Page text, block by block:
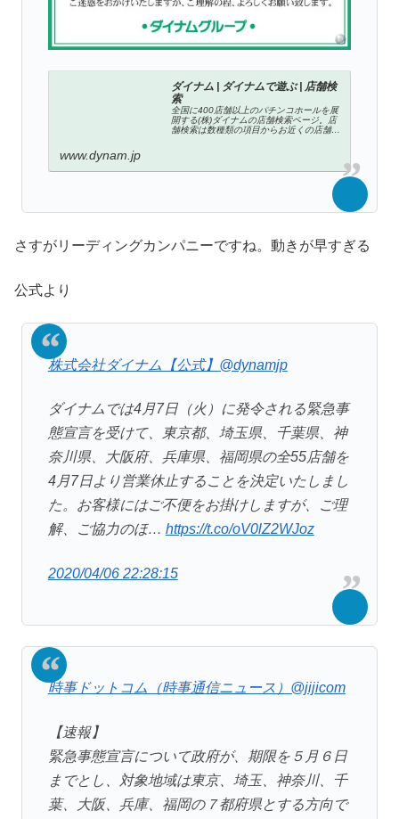
ダイナム | ダイナムで遊ぶ | 店舗検
索
全国に400店舗以上のパチンコホールを展
開する(株)ダイナムの店舗検索ページ。店
舗検索は数種類の項目からお近くの店舗を
www.dynam.jp
さすがリーディングカンパニーですね。動きが早すぎる
公式より
株式会社ダイナム【公式】 @dynamjp
ダイナムでは4月7日（火）に発令される緊急事
態宣言を受けて、東京都、埼玉県、千葉県、神
奈川県、大阪府、兵庫県、福岡県の全55店舗を
4月7日より営業休止することを決定いたしまし
た。お客様にはご不便をお掛けしますが、ご理
解、ご協力のほ… https://t.co/oV0lZ2WJoz
2020/04/06 22:28:15
時事ドットコム（時事通信ニュース） @jijicom
【速報】
緊急事態宣言について政府が、期限を５月６日
までとし、対象地域は東京、埼玉、神奈川、千
葉、大阪、兵庫、福岡の７都府県とする方向で